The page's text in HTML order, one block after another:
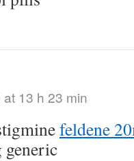
13 h 23 min
feldene